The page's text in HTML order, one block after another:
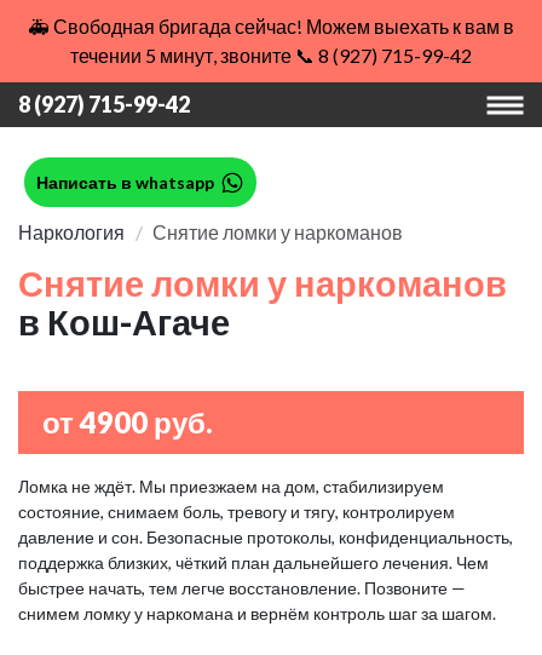
🚑 Свободная бригада сейчас! Можем выехать к вам в
течении 5 минут, звоните 📞 8 (927) 715-99-42
8 (927) 715-99-42
Написать в whatsapp
Наркология Снятие ломки у наркоманов
Снятие ломки у наркоманов
в Кош-Агаче
от 4900 руб.
Ломка не ждёт. Мы приезжаем на дом, стабилизируем
состояние, снимаем боль, тревогу и тягу, контролируем
давление и сон. Безопасные протоколы, конфиденциальность,
поддержка близких, чёткий план дальнейшего лечения. Чем
быстрее начать, тем легче восстановление. Позвоните —
снимем ломку у наркомана и вернём контроль шаг за шагом.